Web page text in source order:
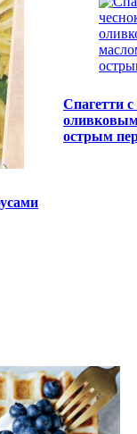
Спагетти
острым